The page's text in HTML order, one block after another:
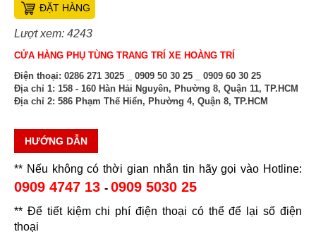
ĐẶT HÀNG
Lượt xem: 4243
CỬA HÀNG PHỤ TÙNG TRANG TRÍ XE HOÀNG TRÍ
Điện thoại: 0286 271 3025 _ 0909 50 30 25 _ 0909 60 30 25
Địa chỉ 1: 158 - 160 Hàn Hải Nguyên, Phường 8, Quận 11, TP.HCM
Địa chỉ 2: 586 Phạm Thế Hiển, Phường 4, Quận 8, TP.HCM
HƯỚNG DẪN
** Nếu không có thời gian nhắn tin hãy gọi vào Hotline:
0909 4747 13 - 0909 5030 25
** Để tiết kiệm chi phí điện thoại có thể để lại số điện
thoại